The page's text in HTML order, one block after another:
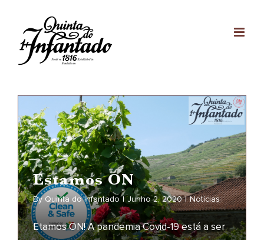
content
Estamos ON
By Quinta do Infantado | Junho 2, 2020 | Notícias
Etamos ON! A pandemia Covid-19 está a ser